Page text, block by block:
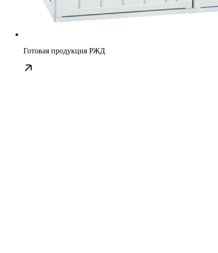
Готовая продукция РЖД